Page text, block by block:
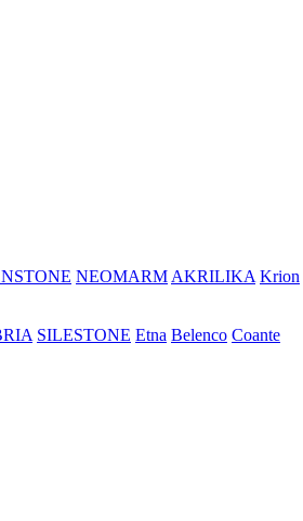
NEOMARM AKRILIKA Krion
SILESTONE Etna Belenco Coante